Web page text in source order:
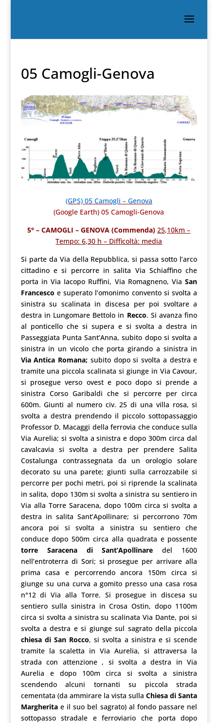
05 Camogli-Genova
(GPS) 05 Camogli – Genova
(Google Earth) 05 Camogli-Genova
5° – CAMOGLI – GENOVA (Commenda) 25,10km –
Tempo: 6,30 h – Difficoltà: media
Si parte da Via della Repubblica, si passa sotto l’arco
cittadino e si percorre in salita Via Schiaffino che
porta in Via Iacopo Ruffini, Via Romagneno, ViaSan
Francesco e superato l’omonimo convento si svolta a
sinistra su scalinata in discesa per poi svoltare a
destra in Lungomare Bettolo in Recco. Si avanza fino
al ponticello che si supera e si svolta a destra in
Passeggiata Punta Sant’Anna, subito dopo si svolta a
sinistra in un vicolo che porta girando a sinistra in
Via Antica Romana; subito dopo si svolta a destra e
tramite una piccola scalinata si giunge in Via Cavour,
si prosegue verso ovest e poco dopo si prende a
sinistra Corso Garibaldi che si percorre per circa
600m. Giunti al numero civ. 25 di una villa rosa, si
svolta a destra prendendo il piccolo sottopassaggio
Professor D. Macaggi della ferrovia che conduce sulla
Via Aurelia; si svolta a sinistra e dopo 300m circa dal
cavalcavia si svolta a destra per prendere Salita
Costalunga contrassegnata da un orologio solare
decorato su una parete; giunti sulla carrozzabile si
percorre per pochi metri, poi si riprende la scalinata
in salita, dopo 130m si svolta a sinistra su sentiero in
Via alla Torre Saracena, dopo 100m circa si svolta a
destra in salita Sant’Apollinare; si percorrono 70m
ancora poi si svolta a sinistra su sentiero che
conduce dopo 500m circa alla quadrata e possente
torre Saracena di Sant’Apollinare del 1600
nell’entroterra di Sori; si prosegue per arrivare alla
prima casa e percorrendo ancora 150m circa si
giunge su una curva a gomito presso una casa rosa
n°12 di Via alla Torre. Si prosegue in discesa su
sentiero sulla sinistra in Crosa Ostin, dopo 1100m
circa si svolta a sinistra su scalinata Via Dante, poi si
svolta a destra e si giunge sul sagrato della piccola
chiesa di San Rocco, si svolta a sinistra e si scende
tramite la scaletta in Via Aurelia, si attraversa la
strada con attenzione , si svolta a destra in Via
Aurelia e dopo 100m circa si svolta a sinistra
scendendo alcuni tornanti su piccola strada
cementata (da ammirare la vista sullaChiesa di Santa
Margheritae il suo bel sagrato) al fondo passare nel
sottopasso stradale e ferroviario che porta dopo